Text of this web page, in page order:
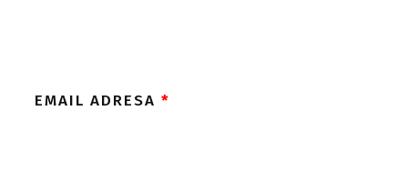
EMAIL ADRESA *